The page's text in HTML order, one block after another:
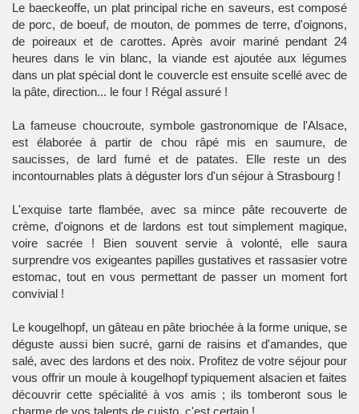
Le baeckeoffe, un plat principal riche en saveurs, est composé
de porc, de boeuf, de mouton, de pommes de terre, d'oignons,
de poireaux et de carottes. Après avoir mariné pendant 24
heures dans le vin blanc, la viande est ajoutée aux légumes
dans un plat spécial dont le couvercle est ensuite scellé avec de
la pâte, direction... le four ! Régal assuré !
La fameuse choucroute, symbole gastronomique de l'Alsace,
est élaborée à partir de chou râpé mis en saumure, de
saucisses, de lard fumé et de patates. Elle reste un des
incontournables plats à déguster lors d'un séjour à Strasbourg !
L'exquise tarte flambée, avec sa mince pâte recouverte de
crème, d'oignons et de lardons est tout simplement magique,
voire sacrée ! Bien souvent servie à volonté, elle saura
surprendre vos exigeantes papilles gustatives et rassasier votre
estomac, tout en vous permettant de passer un moment fort
convivial !
Le kougelhopf, un gâteau en pâte briochée à la forme unique, se
déguste aussi bien sucré, garni de raisins et d'amandes, que
salé, avec des lardons et des noix. Profitez de votre séjour pour
vous offrir un moule à kougelhopf typiquement alsacien et faites
découvrir cette spécialité à vos amis ; ils tomberont sous le
charme de vos talents de cuisto, c'est certain !